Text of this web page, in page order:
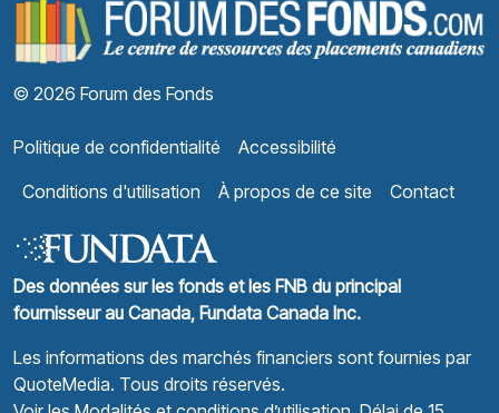
© 2026 Forum des Fonds
Politique de confidentialité
Accessibilité
Conditions d'utilisation
À propos de ce site Contact
Des données sur les fonds et les FNB du principal
fournisseur au Canada, Fundata Canada Inc.
Les informations des marchés financiers sont fournies par
QuoteMedia. Tous droits réservés.